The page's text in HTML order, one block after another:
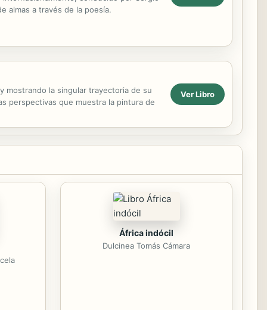
almas a través de la poesía.
mostrando la singular trayectoria de su
perspectivas que muestra la pintura de
Ver Libro
África indócil
Dulcinea Tomás Cámara